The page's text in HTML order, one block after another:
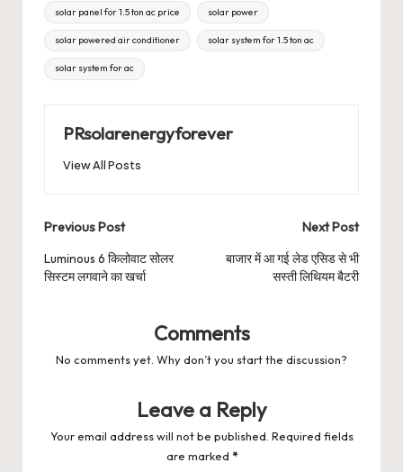
solar panel for 1.5 ton ac price solar power
solar powered air conditioner solar system for 1.5 ton ac
solar system for ac
PRsolarenergyforever
View All Posts
Post
navigation
Previous Post
Luminous 6 किलोवाट सोलर
सिस्टम लगवाने का खर्चा
Next Post
बाजार में आ गई लेड एसिड से भी
सस्ती लिथियम बैटरी
Comments
No comments yet. Why don’t you start the discussion?
Leave a Reply
Your email address will not be published. Required fields
are marked *